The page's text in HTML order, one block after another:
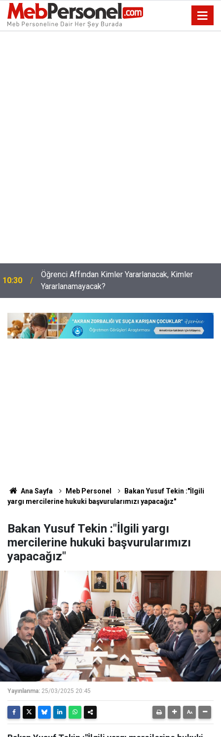
10:30
Öğrenci Affından Kimler Yararlanacak, Kimler
Yararlanamayacak?
Ana Sayfa Meb Personel
Bakan Yusuf Tekin :"İlgili
yargı mercilerine hukuki başvurularımızı yapacağız"
Bakan Yusuf Tekin :"İlgili yargı
mercilerine hukuki başvurularımızı
yapacağız"
Yayınlanma: 25/03/2025 20:45